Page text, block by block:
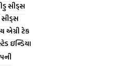
સીડ્સ
સીડ્સ
એગ્રી ટેક
ઇન્ડિયા